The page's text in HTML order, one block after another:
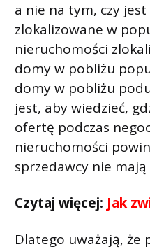
a nie na tym, czy
zlokalizowane w
nieruchomości
domy w pobliżu
domy w pobliżu
jest, aby wiedzieć,
ofertę podczas
nieruchomości
sprzedawcy nie
Czytaj więcej: Jak
Dlatego uważają,